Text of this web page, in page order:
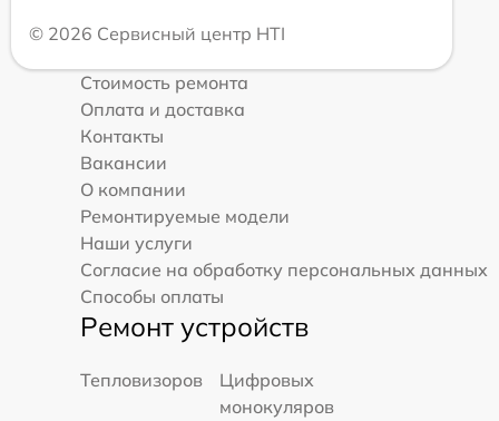
© 2026 Сервисный центр HTI
Стоимость ремонта
Оплата и доставка
Контакты
Вакансии
О компании
Ремонтируемые модели
Наши услуги
Согласие на обработку персональных данных
Способы оплаты
Ремонт устройств
Тепловизоров
Цифровых
монокуляров